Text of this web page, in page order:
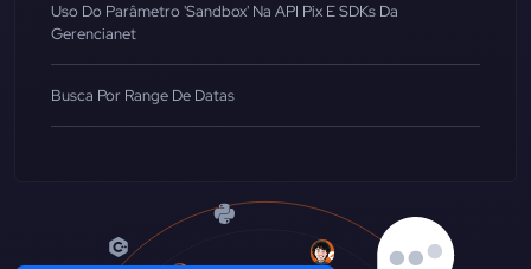
Uso Do Parâmetro 'sandbox' Na API Pix E SDKs Da
Gerencianet
Busca Por Range De Datas